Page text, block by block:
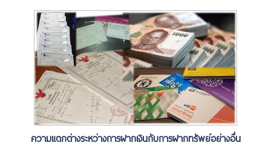
ความแตกต่างระหว่างการฝากเงินกับการฝากทรัพย์อย่างอื่น